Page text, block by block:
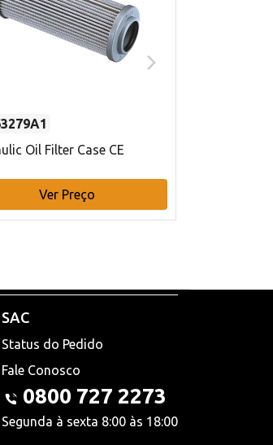
Oil Filter Case CE
Ver Preço
SAC
Status do Pedido
Fale Conosco
0800 727 2273
Segunda à sexta 8:00 às 18:00